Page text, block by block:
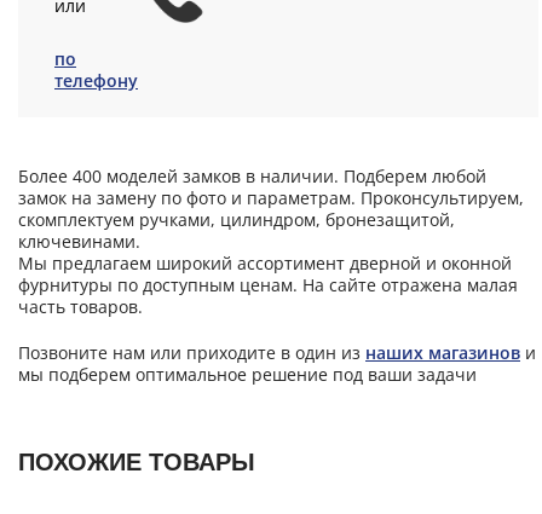
или
по
телефону
Более 400 моделей замков в наличии. Подберем любой
замок на замену по фото и параметрам. Проконсультируем,
скомплектуем ручками, цилиндром, бронезащитой,
ключевинами.
Мы предлагаем широкий ассортимент дверной и оконной
фурнитуры по доступным ценам. На сайте отражена малая
часть товаров.
Позвоните нам или приходите в один из наших магазинов и
мы подберем оптимальное решение под ваши задачи
ПОХОЖИЕ ТОВАРЫ